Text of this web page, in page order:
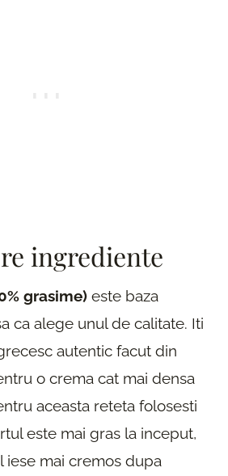
ingrediente
grasime) este baza
ca alege unul de calitate. Iti
autentic facut din
o crema cat mai densa
aceasta reteta folosesti
este mai gras la inceput,
iese mai cremos dupa